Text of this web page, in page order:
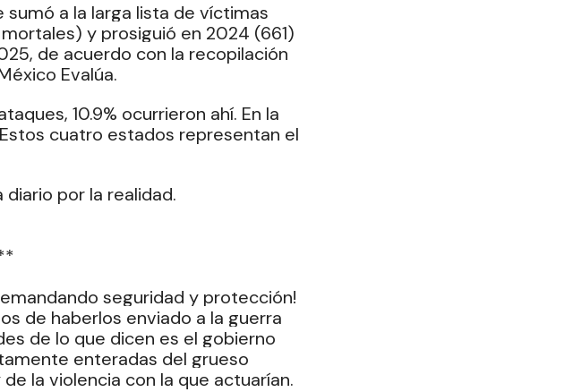
sumó a la larga lista de víctimas
y prosiguió en 2024 (661)
de acuerdo con la recopilación
Evalúa.
10.9% ocurrieron ahí. En la
cuatro estados representan el
por la realidad.
seguridad y protección!
de haberlos enviado a la guerra
de lo que dicen es el gobierno
enteradas del grueso
la violencia con la que actuarían.